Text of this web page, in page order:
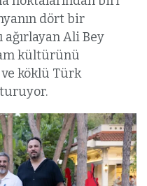
dört bir
ağırlayan Ali Bey
kültürünü
köklü Türk